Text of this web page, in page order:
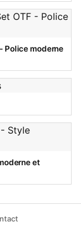
Police moderne
et